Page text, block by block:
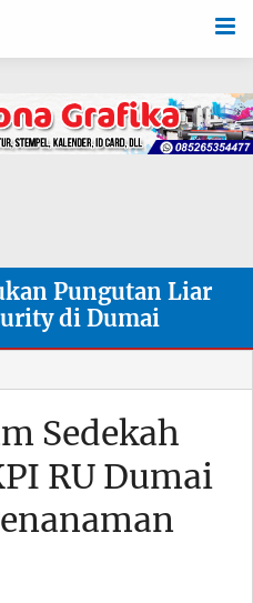
Pungutan Liar
di Dumai
Sedekah
RU Dumai